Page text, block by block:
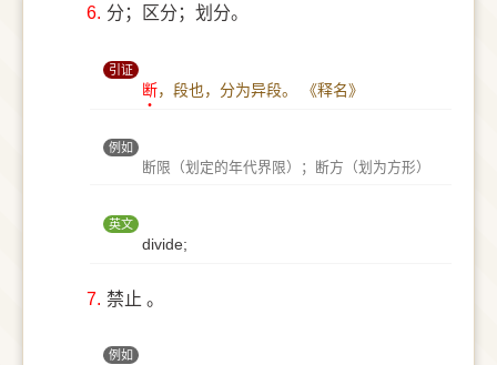
6. 分；区分；划分。
引证
断，段也，分为异段。 《释名》
例如
断限（划定的年代界限）；断方（划为方形）
英文
divide;
7. 禁止 。
例如